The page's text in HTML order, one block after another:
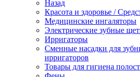
Назад
Красота и здоровье /
Медицинские ингаляторы
Электрические зубные
Ирригаторы
Сменные насадки для
ирригаторов
Товары для гигиена